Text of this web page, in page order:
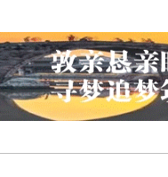
2026年8月